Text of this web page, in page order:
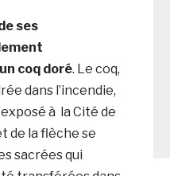
ses
coq doré. Le coq,
dans l’incendie,
à la Cité de
de la flèche se
sacrées qui